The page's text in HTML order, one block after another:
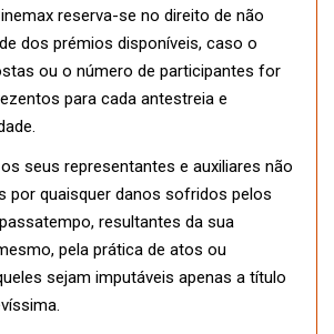
reserva-se no direito de não
dos prémios disponíveis, caso o
ou o número de participantes for
para cada antestreia e
seus representantes e auxiliares não
por quaisquer danos sofridos pelos
resultantes da sua
pela prática de atos ou
sejam imputáveis apenas a título